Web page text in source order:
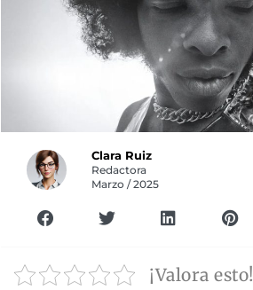
Clara Ruiz
Redactora
Marzo / 2025
¡Valora esto!